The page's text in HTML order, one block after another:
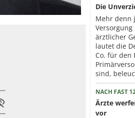
Die
Mehr denn
ärztlicher
lautet die
Co. für den
sind,
NACH FAST
Ärzte
vor